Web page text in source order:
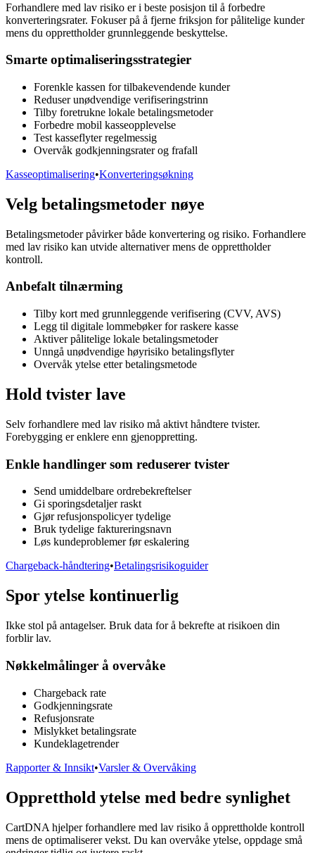
Forhandlere med lav risiko er i beste posisjon til å forbedre
konverteringsrater. Fokuser på å fjerne friksjon for pålitelige kunder
mens du opprettholder grunnleggende beskyttelse.
Smarte optimaliseringsstrategier
Forenkle kassen for tilbakevendende kunder
Reduser unødvendige verifiseringstrinn
Tilby foretrukne lokale betalingsmetoder
Forbedre mobil kasseopplevelse
Test kasseflyter regelmessig
Overvåk godkjenningsrater og frafall
Kasseoptimalisering•Konverteringsøkning
Velg betalingsmetoder nøye
Betalingsmetoder påvirker både konvertering og risiko. Forhandlere
med lav risiko kan utvide alternativer mens de opprettholder
kontroll.
Anbefalt tilnærming
Tilby kort med grunnleggende verifisering (CVV, AVS)
Legg til digitale lommebøker for raskere kasse
Aktiver pålitelige lokale betalingsmetoder
Unngå unødvendige høyrisiko betalingsflyter
Overvåk ytelse etter betalingsmetode
Hold tvister lave
Selv forhandlere med lav risiko må aktivt håndtere tvister.
Forebygging er enklere enn gjenoppretting.
Enkle handlinger som reduserer tvister
Send umiddelbare ordrebekreftelser
Gi sporingsdetaljer raskt
Gjør refusjonspolicyer tydelige
Bruk tydelige faktureringsnavn
Løs kundeproblemer før eskalering
Chargeback-håndtering•Betalingsrisikoguider
Spor ytelse kontinuerlig
Ikke stol på antagelser. Bruk data for å bekrefte at risikoen din
forblir lav.
Nøkkelmålinger å overvåke
Chargeback rate
Godkjenningsrate
Refusjonsrate
Mislykket betalingsrate
Kundeklagetrender
Rapporter & Innsikt•Varsler & Overvåking
Oppretthold ytelse med bedre synlighet
CartDNA hjelper forhandlere med lav risiko å opprettholde kontroll
mens de optimaliserer vekst. Du kan overvåke ytelse, oppdage små